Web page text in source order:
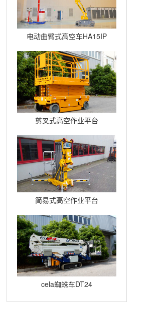
电动曲臂式高空车HA15IP
剪叉式高空作业平台
Compact12
简易式高空作业平台
Quickup7
cela蜘蛛车DT24